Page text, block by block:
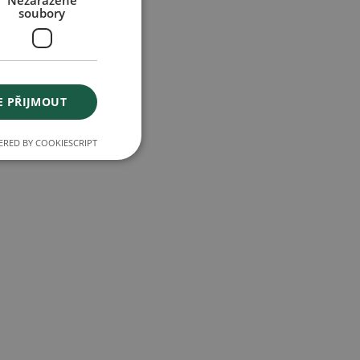
soubory
PŘIJMOUT
BY COOKIESCRIPT